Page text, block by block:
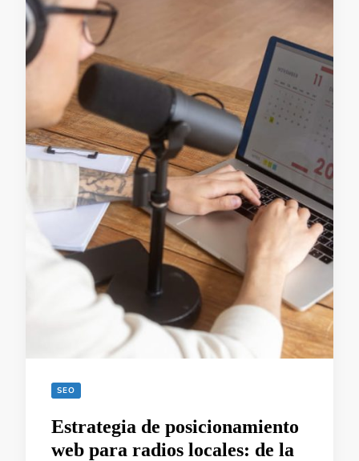
SEO
Estrategia de posicionamiento
web para radios locales: de la